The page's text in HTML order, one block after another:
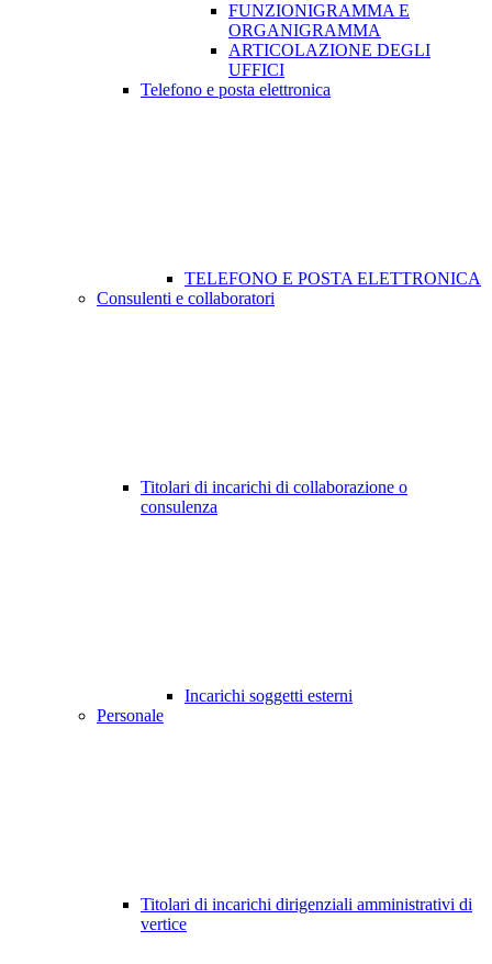
FUNZIONIGRAMMA E
ORGANIGRAMMA
ARTICOLAZIONE DEGLI
UFFICI
Telefono e posta elettronica
TELEFONO E POSTA ELETTRONICA
Consulenti e collaboratori
Titolari di incarichi di collaborazione o
consulenza
Incarichi soggetti esterni
Personale
Titolari di incarichi dirigenziali amministrativi di
vertice